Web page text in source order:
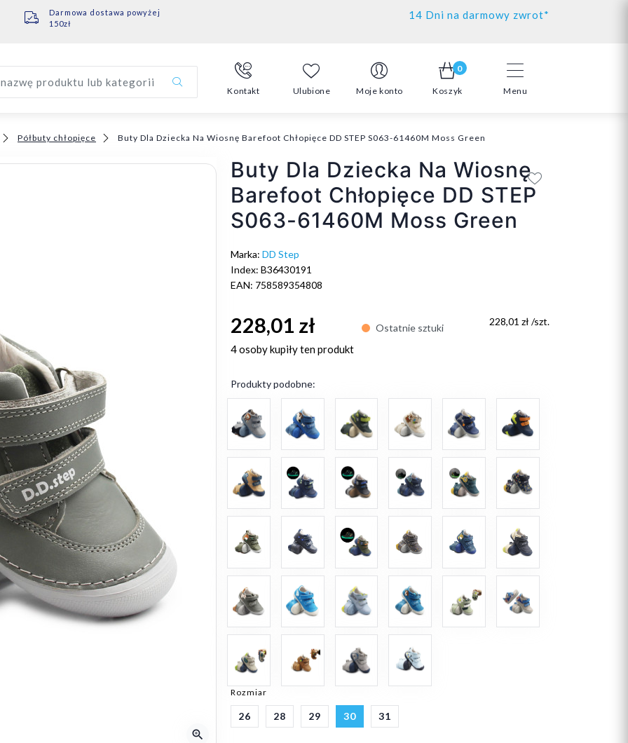
Darmowa dostawa powyżej
150zł
14 Dni na darmowy zwrot*
Menu
produktu lub kategorii
Kontakt Ulubione Moje konto
0
Koszyk
Półbuty chłopięce Buty Dla Dziecka Na Wiosnę Barefoot Chłopięce DD STEP S063-61460M Moss Green
zoom_in
Buty Dla Dziecka Na Wiosnę
Barefoot Chłopięce DD STEP
S063-61460M Moss Green
Marka: DD Step
Index: B36430191
EAN: 758589354808
228,01 zł Ostatnie sztuki
228,01 zł /szt.
4 osobykupiły ten produkt
Produkty podobne:
Rozmiar
26 28 29 30 31